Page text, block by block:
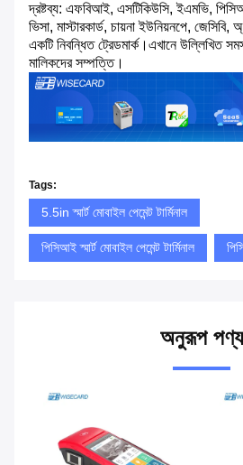
দ্রষ্টব্য: এফবিআই, এসটিকিউসি, ইএমভি,
ভিসা, মাস্টারকার্ড, চায়না ইউনিয়নপে, জেসিবি,
একটি নিবন্ধিত ট্রেডমার্ক।এখানে উল্লিখিত
মালিকদের সম্পত্তি।
Tags:
5.5in স্মার্ট মোবাইল পেমেন্ট টার্মিনাল
পিসিআই স্মার্ট মোবাইল পেমেন্ট টার্মিনাল
অনুরূপ পণ্য